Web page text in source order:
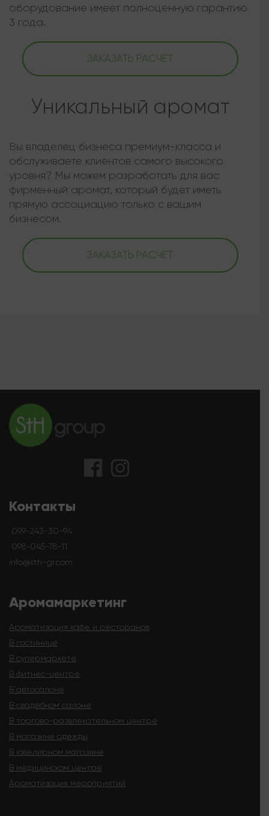
оборудование имеет полноценную гарантию
3 года.
ЗАКАЗАТЬ РАСЧЕТ
Уникальный аромат
Вы владелец бизнеса премиум-класса и
обслуживаете клиентов самого высокого
уровня? Мы можем разработать для вас
фирменный аромат, который будет иметь
прямую ассоциацию только с вашим
бизнесом.
ЗАКАЗАТЬ РАСЧЕТ
Контакты
099-243-30-94
098-045-78-11
info@sth-gr.com
Аромамаркетинг
Ароматизация кафе и ресторанов
В гостинице
В супермаркете
В фитнес-центре
В автосалоне
В свадебном салоне
В торгово-развлекательном центре
В магазине одежды
В ювелирном магазине
В медицинском центре
Ароматизация мероприятий